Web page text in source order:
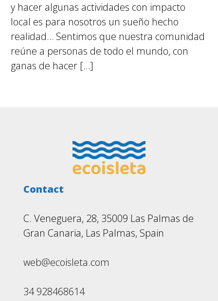
y hacer algunas actividades con impacto
local es para nosotros un sueño hecho
realidad… Sentimos que nuestra comunidad
reúne a personas de todo el mundo, con
ganas de hacer […]
Contact
C. Veneguera, 28, 35009 Las Palmas de
Gran Canaria, Las Palmas, Spain
web@ecoisleta.com
34 928468614